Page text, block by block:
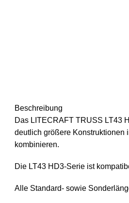
Beschreibung
Das LITECRAFT TRUSS LT43
deutlich größere Konstruktionen
kombinieren.
Die LT43 HD3-Serie ist
Alle Standard- sowie